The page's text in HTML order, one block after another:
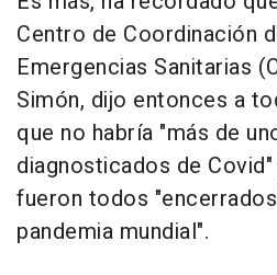
Centro de Coordinación
Emergencias Sanitarias
Simón, dijo entonces a
que no habría "más de
diagnosticados de
fueron todos
pandemia mundial".